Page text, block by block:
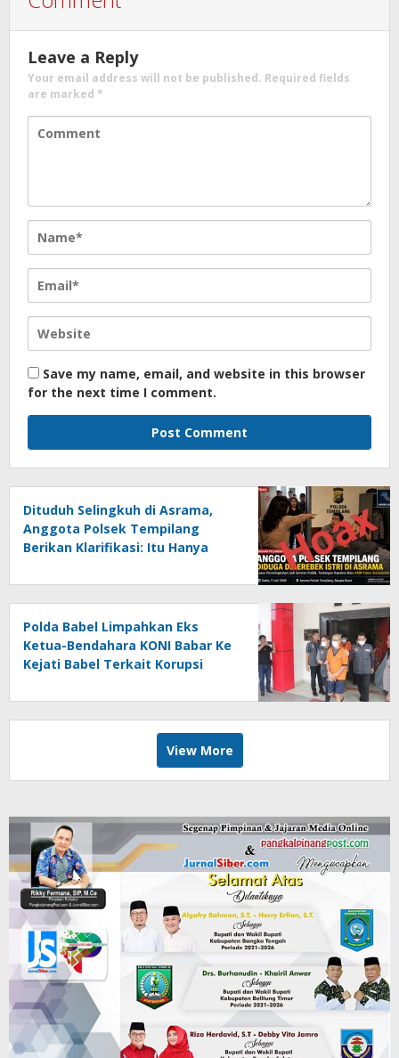
Leave a Reply
Your email address will not be published. Required fields
are marked *
Save my name, email, and website in this browser
for the next time I comment.
Dituduh Selingkuh di Asrama,
Anggota Polsek Tempilang
Berikan Klarifikasi: Itu Hanya
Polda Babel Limpahkan Eks
Ketua-Bendahara KONI Babar Ke
Kejati Babel Terkait Korupsi
View More